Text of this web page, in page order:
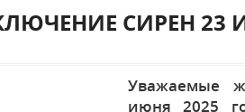
СИРЕН 23
Уважаемые
июня 2025